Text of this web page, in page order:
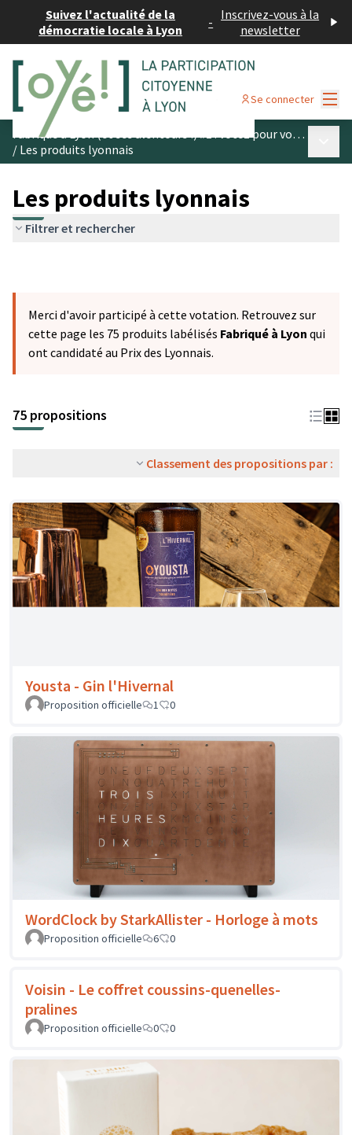
Suivez l'actualité de la
démocratie locale à Lyon
- Inscrivez-vous à la
newsletter
Se connecter
Fabriqué à Lyon (et ses alentours !) #1 : votez pour vos produits préférés
/ Les produits lyonnais
Les produits lyonnais
Filtrer et rechercher
Merci d'avoir participé à cette votation. Retrouvez sur
cette page les 75 produits labélisés Fabriqué à Lyon qui
ont candidaté au Prix des Lyonnais.
75 propositions
Classement des propositions par :
Yousta - Gin l'Hivernal
Proposition officielle 1 0
WordClock by StarkAllister - Horloge à mots
Proposition officielle 6 0